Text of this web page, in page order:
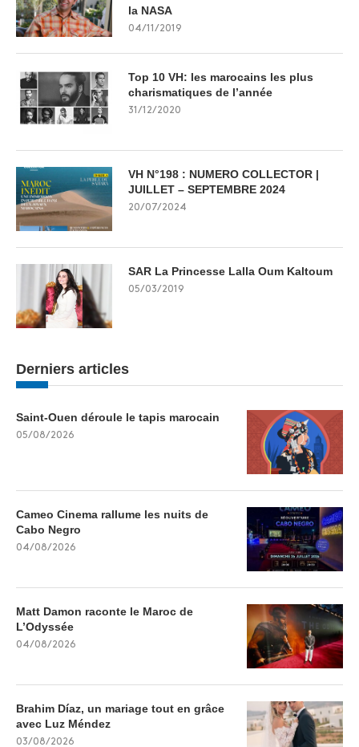
la NASA
04/11/2019
Top 10 VH: les marocains les plus
charismatiques de l’année
31/12/2020
VH N°198 : NUMERO COLLECTOR |
JUILLET – SEPTEMBRE 2024
20/07/2024
SAR La Princesse Lalla Oum Kaltoum
05/03/2019
Derniers articles
Saint-Ouen déroule le tapis marocain
05/08/2026
Cameo Cinema rallume les nuits de
Cabo Negro
04/08/2026
Matt Damon raconte le Maroc de
L’Odyssée
04/08/2026
Brahim Díaz, un mariage tout en grâce
avec Luz Méndez
03/08/2026